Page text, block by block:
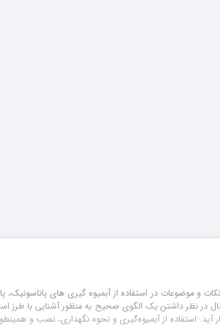
و موضوعات در استفاده از آبمیوه گیری های پاناسونیک،
نظر داشتن یک الگوی صحیح به منظور آشنایی با طرز
آید. استفاده از آبمیوه‌گیری و نحوه نگهداری، نصب و